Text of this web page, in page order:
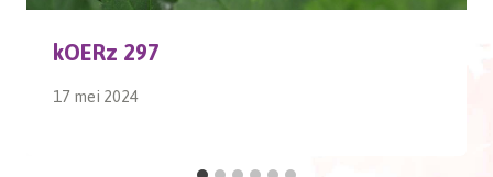
kOERz 297
17 mei 2024